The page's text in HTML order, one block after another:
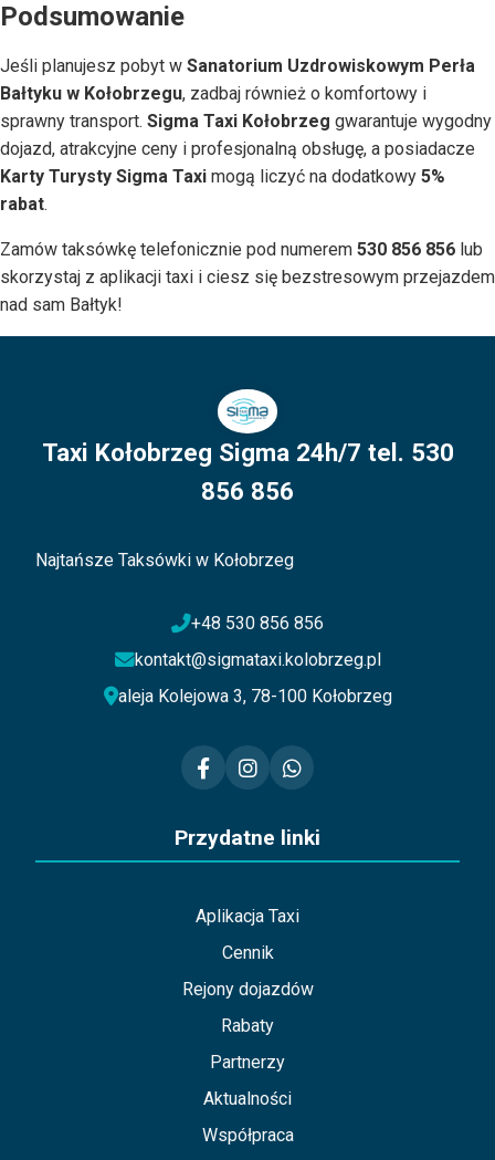
Podsumowanie
Jeśli planujesz pobyt w Sanatorium Uzdrowiskowym Perła
Bałtyku w Kołobrzegu, zadbaj również o komfortowy i
sprawny transport. Sigma Taxi Kołobrzeg gwarantuje wygodny
dojazd, atrakcyjne ceny i profesjonalną obsługę, a posiadacze
Karty Turysty Sigma Taxi mogą liczyć na dodatkowy 5%
rabat.
Zamów taksówkę telefonicznie pod numerem 530 856 856 lub
skorzystaj z aplikacji taxi i ciesz się bezstresowym przejazdem
nad sam Bałtyk!
Taxi Kołobrzeg Sigma 24h/7 tel. 530
856 856
Najtańsze Taksówki w Kołobrzeg
+48 530 856 856
kontakt@sigmataxi.kolobrzeg.pl
aleja Kolejowa 3, 78-100 Kołobrzeg
Przydatne linki
Aplikacja Taxi
Cennik
Rejony dojazdów
Rabaty
Partnerzy
Aktualności
Współpraca